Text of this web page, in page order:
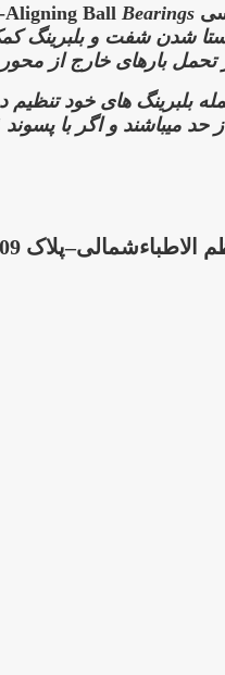
Bearings است بلبرینگ های خود تنظیم
شدن شفت و بلبرینگ
بارهای خارج از
بلبرینگ های خود
میباشند و اگر با پسوند
109–بازرگانی صدرا بلبرینگ